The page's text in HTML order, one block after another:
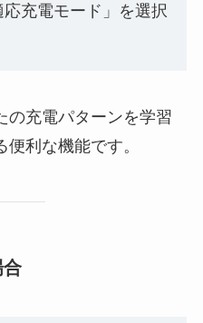
充電モード」を選択
の充電パターンを学習
利な機能です。